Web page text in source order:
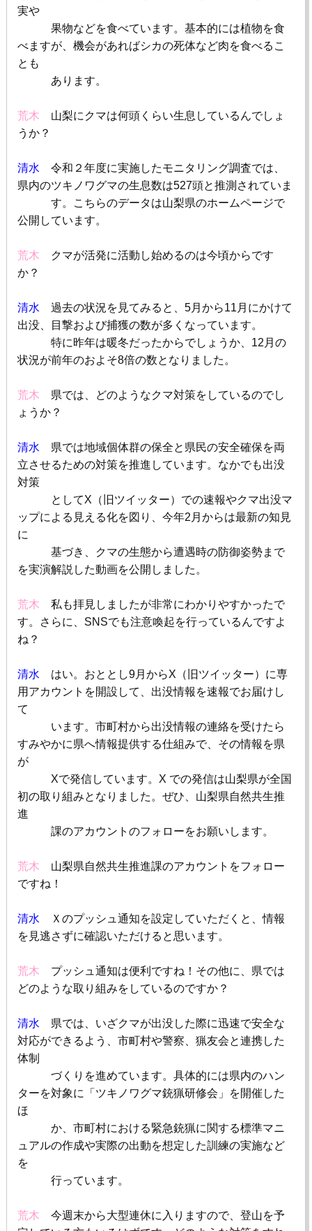
実や
果物などを食べています。基本的には植物を食
べますが、機会があればシカの死体など肉を食べるこ
とも
あります。
荒木 山梨にクマは何頭くらい生息しているんでしょ
うか？
清水 令和２年度に実施したモニタリング調査では、
県内のツキノワグマの生息数は527頭と推測されていま
す。こちらのデータは山梨県のホームページで
公開しています。
荒木 クマが活発に活動し始めるのは今頃からです
か？
清水 過去の状況を見てみると、 5月から11 月にかけて
出没、目撃および捕獲の数が多くなっています。
特に昨年は暖冬だったからでしょうか、 12 月の
状況が前年のおよそ8倍の数となりました。
荒木 県では、どのようなクマ対策をしているのでし
ょうか？
清水 県では地域個体群の保全と県民の安全確保を両
立させるための対策を推進しています。なかでも出没
対策
としてX（旧ツイッター）での速報やクマ出没マ
ップによる見える化を図り、今年2 月からは最新の知見
に
基づき、クマの生態から遭遇時の防御姿勢まで
を実演解説した動画を公開しました。
荒木 私も拝見しましたが非常にわかりやすかったで
す。さらに、 SNSでも注意喚起を行っているんですよ
ね？
清水 はい。おととし9月からX（ 旧ツイッター）に専
用アカウントを開設して、出没情報を速報でお届けし
て
います。市町村から出没情報の連絡を受けたら
すみやかに県へ情報提供する仕組みで、その情報を県
が
Xで発信しています。 X での発信は山梨県が全国
初の取り組みとなりました。ぜひ、山梨県自然共生推
進
課のアカウントのフォローをお願いします。
荒木 山梨県自然共生推進課のアカウントをフォロー
ですね！
清水 Ｘのプッシュ通知を設定していただくと、情報
を見逃さずに確認いただけると思います。
荒木 プッシュ通知は便利ですね！その他に、県では
どのような取り組みをしているのですか？
清水 県では、いざクマが出没した際に迅速で安全な
対応ができるよう、市町村や警察、猟友会と連携した
体制
づくりを進めています。具体的には県内のハン
ターを対象に「ツキノワグマ銃猟研修会」を開催した
ほ
か、市町村における緊急銃猟に関する標準マニ
ュアルの作成や実際の出動を想定した訓練の実施など
を
行っています。
荒木 今週末から大型連休に入りますので、登山を予